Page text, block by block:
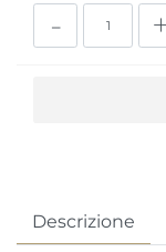
Descrizione